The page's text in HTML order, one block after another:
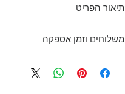
תיאור הפריט
רקע כחול כהה עם הדפסי
מידה: 115X115
משלוחים וזמן אספקה
ולמדיניות משלוחים והחזרות